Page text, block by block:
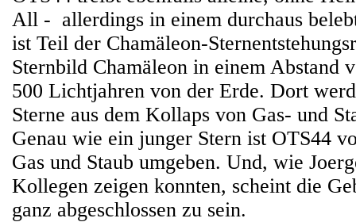
All - allerdings in einem durchaus
ist Teil der Chamäleon-
Sternbild Chamäleon in einem Abstand
500 Lichtjahren von der Erde. Dort
Sterne aus dem Kollaps von Gas- und
Genau wie ein junger Stern ist OTS44
Gas und Staub umgeben. Und, wie
Kollegen zeigen konnten, scheint die
ganz abgeschlossen zu sein.